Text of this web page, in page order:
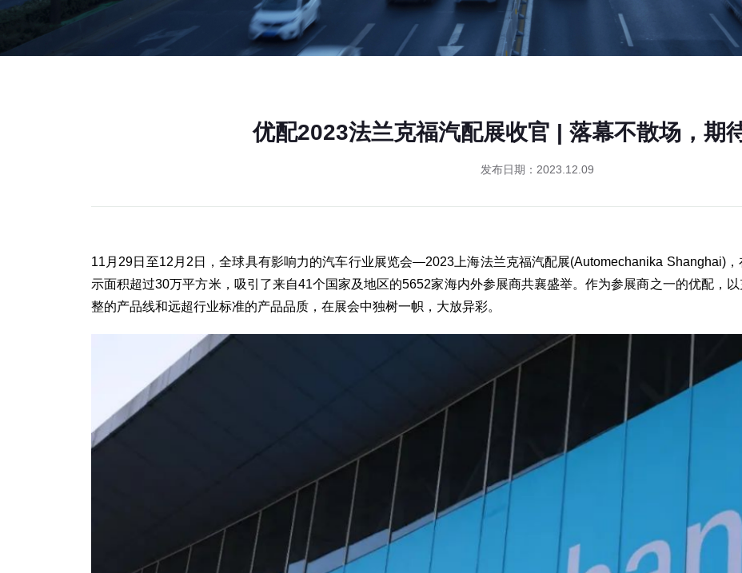
优配2023法兰克福汽配展收官 | 落幕不散场，期
发布日期：2023.12.09
11月29日至12月2日，全球具有影响力的汽车行业展览会—2023上海法兰克福汽配展(Automechanika Shanghai)
示面积超过30万平方米，吸引了来自41个国家及地区的5652家海内外参展商共襄盛举。作为参展商之一的优配，
整的产品线和远超行业标准的产品品质，在展会中独树一帜，大放异彩。